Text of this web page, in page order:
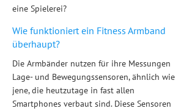
eine Spielerei?
Wie funktioniert ein Fitness Armband
überhaupt?
Die Armbänder nutzen für ihre Messungen
Lage- und Bewegungssensoren, ähnlich wie
jene, die heutzutage in fast allen
Smartphones verbaut sind. Diese Sensoren